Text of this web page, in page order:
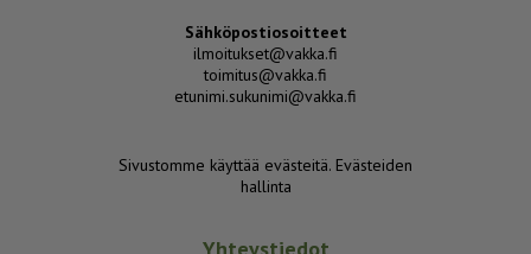
Sähköpostiosoitteet
ilmoitukset@vakka.fi
toimitus@vakka.fi
etunimi.sukunimi@vakka.fi
Sivustomme käyttää evästeitä. Evästeiden
hallinta